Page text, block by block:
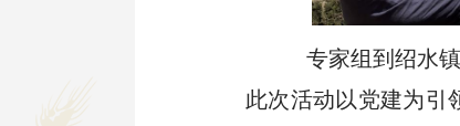
专家组到绍水
此次活动以党建为引